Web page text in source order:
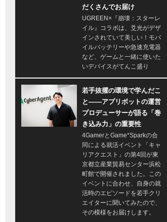
だくさんでお届け
UGREEN×『崩壊：スターレ
イル』コラボは、爻光がデザ
インされていて美しい！モバ
イルバッテリーや急速充電器
など、ゲームと一緒に使いた
いデバイスがてんこ盛り
若手抜擢の環境で学んだこ
と――アプリボットの運営
プロデューサーが語る「巻
き込み力」の重要性
4GamerとGame*Sparkの合
同による就活イベント「キャ
リアクエスト」の第4回が東
京都立産業貿易センター浜松
町館で開催されました。この
イベントに合わせ、自身の就
活時のエピソードを若手クリ
エイターに聞いてみたので、
その模様をお届けします。